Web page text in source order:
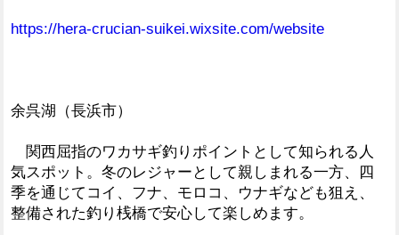
https://hera-crucian-suikei.wixsite.com/website
余呉湖（長浜市）
関西屈指のワカサギ釣りポイントとして知られる人
気スポット。冬のレジャーとして親しまれる一方、四
季を通じてコイ、フナ、モロコ、ウナギなども狙え、
整備された釣り桟橋で安心して楽しめます。